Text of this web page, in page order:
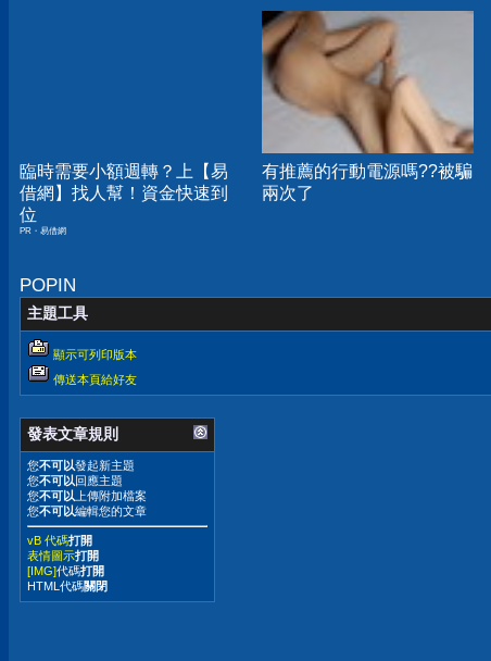
臨時需要小額週轉？上【易
借網】找人幫！資金快速到
位
PR・易借網
有推薦的行動電源嗎??被騙
兩次了
POPIN
主題工具
顯示可列印版本
傳送本頁給好友
發表文章規則
您不可以發起新主題
您不可以回應主題
您不可以 上傳附加檔案
您不可以編輯您的文章
vB 代碼打開
表情圖示打開
[IMG]代碼打開
HTML代碼關閉